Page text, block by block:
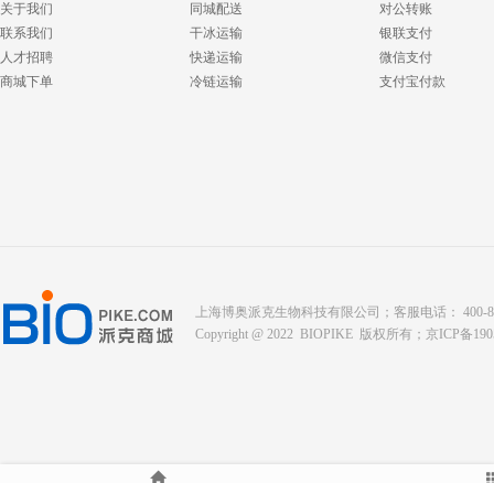
关于我们
联系我们
人才招聘
商城下单
同城配送
干冰运输
快递运输
冷链运输
对公转账
银联支付
微信支付
支付宝付款
上海博奥派克生物科技有限公司；客服电话： 400-
Copyright @ 2022 BIOPIKE 版权所有； 京ICP备